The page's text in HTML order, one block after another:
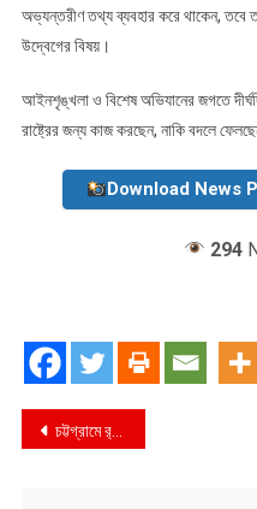
অভ্যন্তরীণ তথ্য ব্যবহার করে থাকেন, তবে
উদ্বেগের বিষয়।
আইনশৃঙ্খলা ও বিশেষ অভিযানের জগতে
রাষ্ট্রের জন্য কাজ করছেন, নাকি বদলে
Download News
294
Post
চট্টগ্রামে র‌্যাবের অভিযানে ২৩ হাজার ৬৬০ পিস ইয়াবা উদ্ধার, কাভার্ড ভ্যান জব্দ